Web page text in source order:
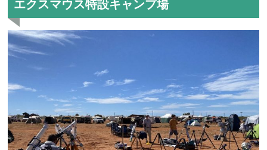
エクスマウス特設キャンプ場